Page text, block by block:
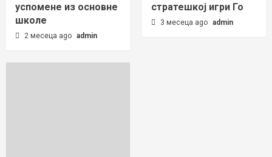
успомене из основне
школе
2 месеца ago admin
стратешкој игри Го
3 месеца ago admin